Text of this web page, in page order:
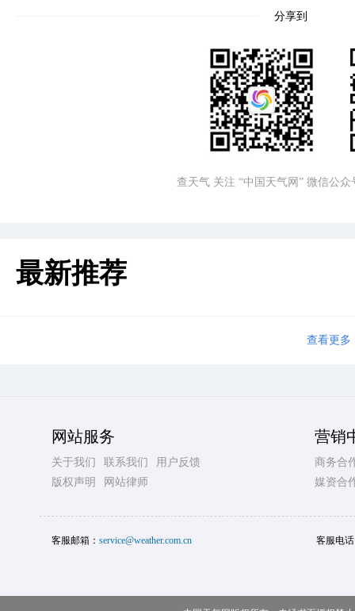
分享到
查天气 关注 “中国天气网” 微信公众
最新推荐
查看更多
网站服务
关于我们 联系我们
用户反馈
版权声明
网站律师
营销
商务合
媒资合
客服邮箱： service@weather.com.cn 客服电